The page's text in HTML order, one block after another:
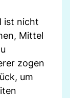
ist nicht
Mittel
zogen
um